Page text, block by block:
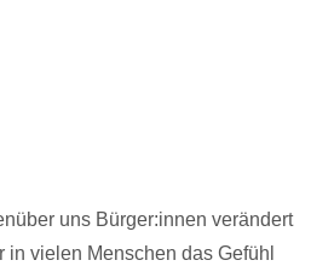
uns Bürger:innen verändert
vielen Menschen das Gefühl